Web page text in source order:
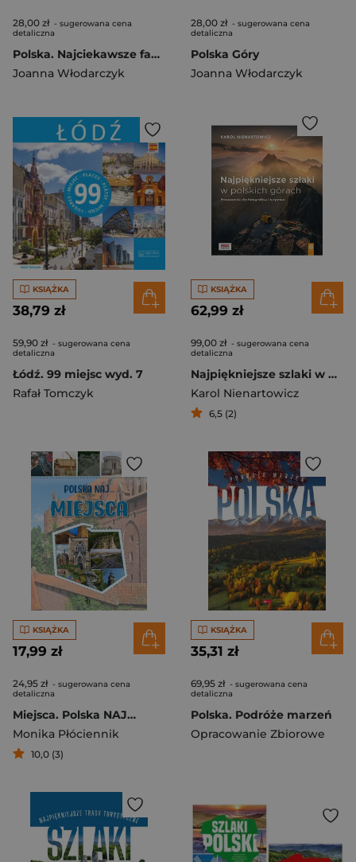
28,00 zł - sugerowana cena
detaliczna
Polska. Najciekawsze fakty
Joanna Włodarczyk
28,00 zł - sugerowana cena
detaliczna
Polska Góry
Joanna Włodarczyk
KSIĄŻKA
38,79 zł
59,90 zł - sugerowana cena
detaliczna
Łódź. 99 miejsc wyd. 7
Rafał Tomczyk
KSIĄŻKA
62,99 zł
99,00 zł - sugerowana cena
detaliczna
Najpiękniejsze szlaki w polskich górach. Przewodnik dla fotografów i turystów
Karol Nienartowicz
6,5 (2)
KSIĄŻKA
17,99 zł
24,95 zł - sugerowana cena
detaliczna
Miejsca. Polska NAJ…
Monika Płóciennik
10,0 (3)
KSIĄŻKA
35,31 zł
69,95 zł - sugerowana cena
detaliczna
Polska. Podróże marzeń
Opracowanie Zbiorowe